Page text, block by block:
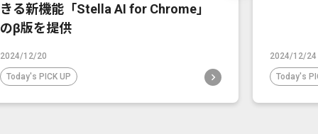
きる新機能「Stella AI for Chrome」
のβ版を提供
2024/12/20
Today's PICK UP
2024/12/24
Today's